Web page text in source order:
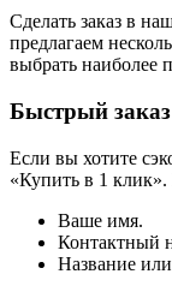
Сделать заказ в
предлагаем
выбрать наиболее
Быстрый заказ
Если вы хотите
«Купить в 1
Ваше имя.
Контактный
Название